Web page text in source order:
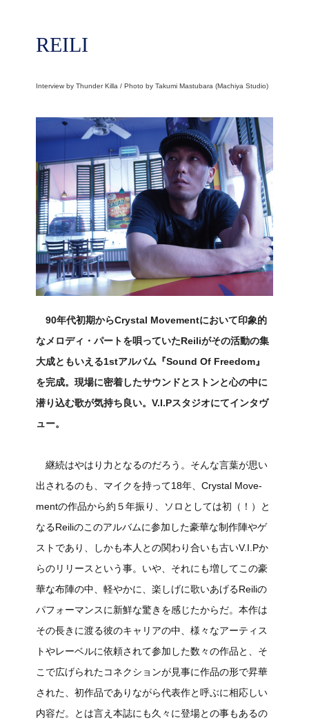
REILI
Interview by Thunder Killa / Photo by Takumi Mastubara (Machiya Studio)
90年代初期からCrystal Movementにおいて印象的
なメロディ・パートを唄っていたReiliがその活動の集
大成ともいえる1stアルバム『Sound Of Freedom』
を完成。現場に密着したサウンドとストンと心の中に
潜り込む歌が気持ち良い。V.I.Pスタジオにてインタヴ
ュー。
継続はやはり力となるのだろう。そんな言葉が思い
出されるのも、マイクを持って18年、Crystal Move-
mentの作品から約５年振り、ソロとしては初（！）と
なるReiliのこのアルバムに参加した豪華な制作陣やゲ
ストであり、しかも本人との関わり合いも古いV.I.Pか
らのリリースという事。いや、それにも増してこの豪
華な布陣の中、軽やかに、楽しげに歌いあげるReiliの
パフォーマンスに新鮮な驚きを感じたからだ。本作は
その長きに渡る彼のキャリアの中、様々なアーティス
トやレーベルに依頼されて参加した数々の作品と、そ
こで広げられたコネクションが見事に作品の形で昇華
された、初作品でありながら代表作と呼ぶに相応しい
内容だ。とは言え本誌にも久々に登場との事もあるの